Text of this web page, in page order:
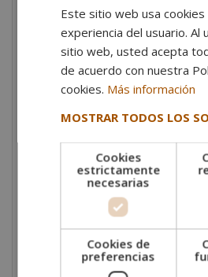
merchandising y desarrollar
y fidelización.
También podrás ejercer de
panaderías y
conocimientos técnicos y
profesionales del sector.
con tu propio
panadería artesanal hasta un
en repostería gourmet o
Objetivos de la
El máster tiene como meta
las competencias necesarias
negocio de panadería y
Este sitio web usa
experiencia del usuario. Al
sitio web, usted acepta
de acuerdo con nuestra
cookies. Más información
MOSTRAR TODOS LOS
Cookies
estrictamente
necesarias
Cookies de
preferencias